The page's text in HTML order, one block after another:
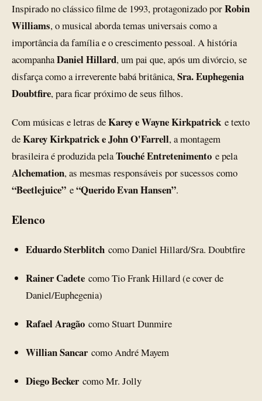
Inspirado no clássico filme de 1993, protagonizado porRobin
Williams, o musical aborda temas universais como a
importância da família e o crescimento pessoal. A história
acompanhaDaniel Hillard, um pai que, após um divórcio, se
disfarça como a irreverente babá britânica,Sra. Euphegenia
Doubtfire, para ficar próximo de seus filhos.
Com músicas e letras deKarey e Wayne Kirkpatrick e texto
deKarey Kirkpatrick e John O'Farrell, a montagem
brasileira é produzida pelaTouché Entretenimento e pela
Alchemation, as mesmas responsáveis por sucessos como
“Beetlejuice” e“Querido Evan Hansen”.
Elenco
Eduardo Sterblitch como Daniel Hillard/Sra. Doubtfire
Rainer Cadete como Tio Frank Hillard (e cover de
Daniel/Euphegenia)
Rafael Aragão como Stuart Dunmire
Willian Sancarcomo André Mayem
Diego Beckercomo Mr. Jolly